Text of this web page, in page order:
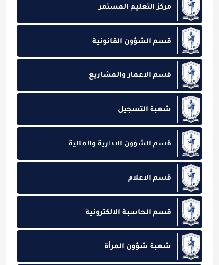
مركز التعليم المستمر
قسم الشؤون القانونية
قسم الاعمار والمشاريع
شعبة التسجيل
قسم الشؤون الادارية والمالية
قسم الاعلام
قسم الحاسبة الالكترونية
شعبة شؤون المرأة